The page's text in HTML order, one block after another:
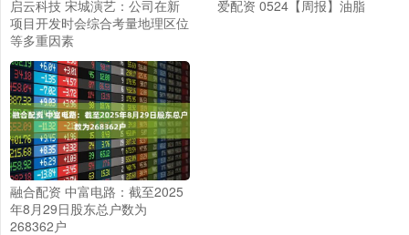
启云科技 宋城演艺：公司在新
项目开发时会综合考量地理区位
等多重因素
爱配资 0524【周报】油脂
融合配资 中富电路：截至2025
年8月29日股东总户数为
268362户